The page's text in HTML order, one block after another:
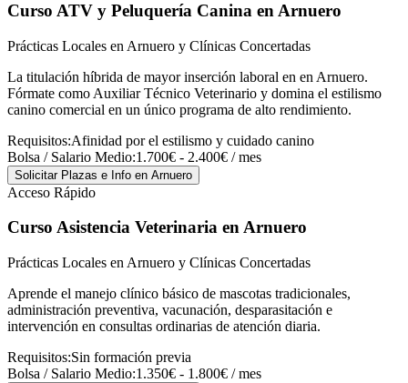
Curso ATV y Peluquería Canina en Arnuero
Prácticas Locales en Arnuero y Clínicas Concertadas
La titulación híbrida de mayor inserción laboral en en Arnuero.
Fórmate como Auxiliar Técnico Veterinario y domina el estilismo
canino comercial en un único programa de alto rendimiento.
Requisitos:Afinidad por el estilismo y cuidado canino
Bolsa / Salario Medio:1.700€ - 2.400€ / mes
Solicitar Plazas e Info en Arnuero
Acceso Rápido
Curso Asistencia Veterinaria en Arnuero
Prácticas Locales en Arnuero y Clínicas Concertadas
Aprende el manejo clínico básico de mascotas tradicionales,
administración preventiva, vacunación, desparasitación e
intervención en consultas ordinarias de atención diaria.
Requisitos:Sin formación previa
Bolsa / Salario Medio:1.350€ - 1.800€ / mes